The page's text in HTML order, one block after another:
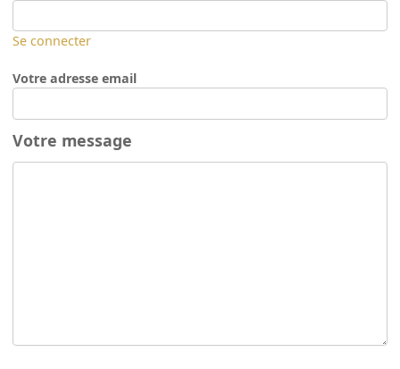
Se connecter
Votre adresse email
Votre message